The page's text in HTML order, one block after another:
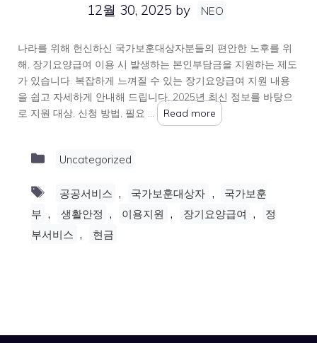
12월 30, 2025 by NEO
나라를 위해 헌신하신 국가보훈대상자분들의 편안한 노후를 위
해, 장기요양급여 이용 시 발생하는 본인부담금을 지원하는 제도
가 있습니다. 복잡하게 느껴질 수 있는 장기요양급여 지원 내용
을 쉽고 자세하게 안내해 드립니다. 2025년 최신 정보를 바탕으
로 지원 대상, 신청 방법, 필요 …
Read more
Categories
Uncategorized
Tags
공공서비스 , 국가보훈대상자 ,
국가보훈
부 , 생활안정 , 이용지원 , 장기요양급여 ,
정
부서비스 , 현금